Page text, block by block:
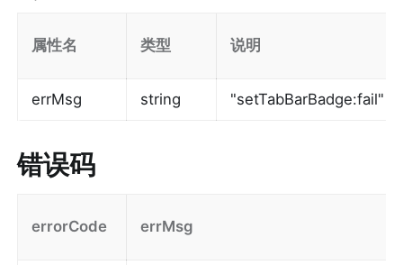
属性名 类型 说明
errMsg string "setTabBarBadge:fail" +
错误码
errorCode errMsg